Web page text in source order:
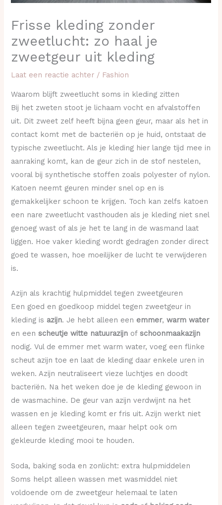
Frisse kleding zonder
zweetlucht: zo haal je
zweetgeur uit kleding
Laat een reactie achter / Fashion
Waarom blijft zweetlucht soms in kleding zitten
Bij het zweten stoot je lichaam vocht en afvalstoffen
uit. Dit zweet zelf heeft bijna geen geur, maar als het in
contact komt met de bacteriën op je huid, ontstaat de
typische zweetlucht. Als je kleding hier lange tijd mee in
aanraking komt, kan de geur zich in de stof nestelen,
vooral bij synthetische stoffen zoals polyester of nylon.
Katoen neemt geuren minder snel op en is
gemakkelijker schoon te krijgen. Toch kan zelfs katoen
een nare zweetlucht vasthouden als je kleding niet snel
genoeg wast of als je het te lang in de wasmand laat
liggen. Hoe vaker kleding wordt gedragen zonder direct
goed te wassen, hoe moeilijker de lucht te verwijderen
is.
Azijn als krachtig hulpmiddel tegen zweetgeuren
Een goed en goedkoop middel tegen zweetgeur in
kleding is azijn. Je hebt alleen een emmer,warm water
en eenscheutje witte natuurazijn ofschoonmaakazijn
nodig. Vul de emmer met warm water, voeg een flinke
scheut azijn toe en laat de kleding daar enkele uren in
weken. Azijn neutraliseert vieze luchtjes en doodt
bacteriën. Na het weken doe je de kleding gewoon in
de wasmachine. De geur van azijn verdwijnt na het
wassen en je kleding komt er fris uit. Azijn werkt niet
alleen tegen zweetgeuren, maar helpt ook om
gekleurde kleding mooi te houden.
Soda, baking soda en zonlicht: extra hulpmiddelen
Soms helpt alleen wassen met wasmiddel niet
voldoende om de zweetgeur helemaal te laten